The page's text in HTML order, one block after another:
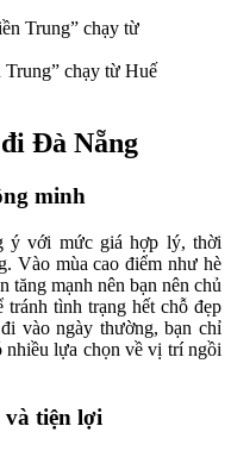
Trung” chạy từ Huế
Đà Nẵng
minh
ý với mức giá hợp lý, thời
Vào mùa cao điểm như hè
tăng mạnh nên bạn nên chủ
tình trạng hết chỗ đẹp
vào ngày thường, bạn chỉ
nhiều lựa chọn về vị trí ngồi
và tiện lợi